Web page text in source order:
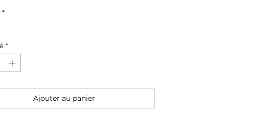
*
*
Ajouter au panier